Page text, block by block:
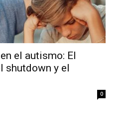
el autismo: El
shutdown y el
0